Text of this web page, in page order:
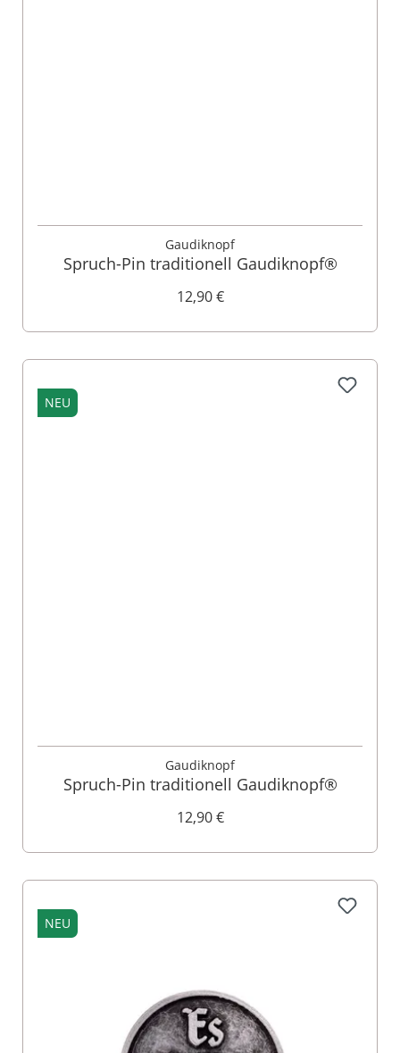
Gaudiknopf
Spruch-Pin traditionell Gaudiknopf®
12,90 €
NEU
Gaudiknopf
Spruch-Pin traditionell Gaudiknopf®
12,90 €
NEU